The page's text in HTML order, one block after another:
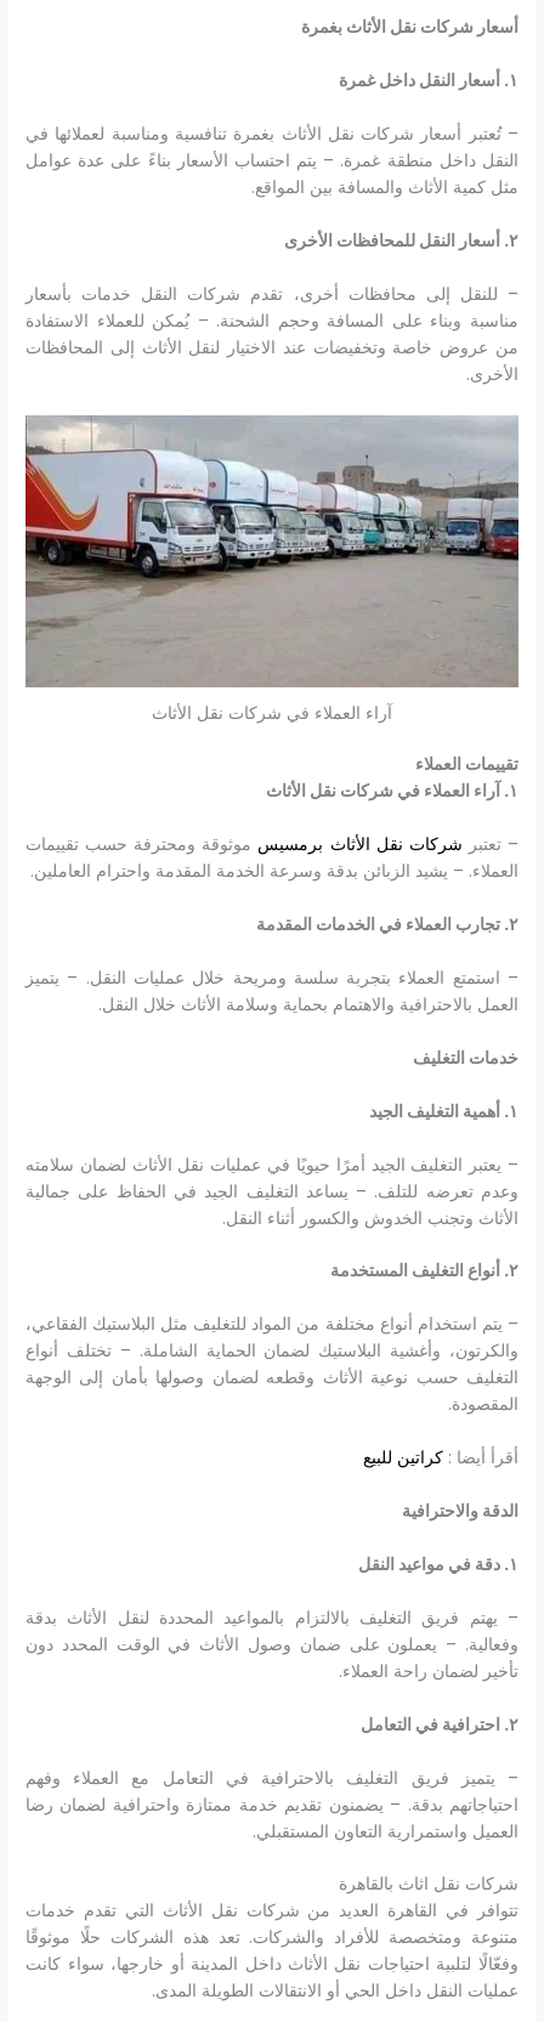
أسعار شركات نقل الأثاث بغمرة
١. أسعار النقل داخل غمرة
– تُعتبر أسعار شركات نقل الأثاث بغمرة تنافسية ومناسبة لعملائها في
النقل داخل منطقة غمرة. – يتم احتساب الأسعار بناءً على عدة عوامل
مثل كمية الأثاث والمسافة بين المواقع.
٢.أسعار النقل للمحافظات الأخرى
– للنقل إلى محافظات أخرى، تقدم شركات النقل خدمات بأسعار
مناسبة وبناء على المسافة وحجم الشحنة. – يُمكن للعملاء الاستفادة
من عروض خاصة وتخفيضات عند الاختيار لنقل الأثاث إلى المحافظات
الأخرى.
آراء العملاء في شركات نقل الأثاث
تقييمات العملاء
١. آراء العملاء في شركات نقل الأثاث
– تعتبر شركات نقل الأثاث برمسيس موثوقة ومحترفة حسب تقييمات
العملاء. – يشيد الزبائن بدقة وسرعة الخدمة المقدمة واحترام العاملين.
٢.تجارب العملاء في الخدمات المقدمة
– استمتع العملاء بتجربة سلسة ومريحة خلال عمليات النقل. – يتميز
العمل بالاحترافية والاهتمام بحماية وسلامة الأثاث خلال النقل.
خدمات التغليف
١. أهمية التغليف الجيد
– يعتبر التغليف الجيد أمرًا حيويًا في عمليات نقل الأثاث لضمان سلامته
وعدم تعرضه للتلف. – يساعد التغليف الجيد في الحفاظ على جمالية
الأثاث وتجنب الخدوش والكسور أثناء النقل.
٢. أنواع التغليف المستخدمة
– يتم استخدام أنواع مختلفة من المواد للتغليف مثل البلاستيك الفقاعي،
والكرتون، وأغشية البلاستيك لضمان الحماية الشاملة. – تختلف أنواع
التغليف حسب نوعية الأثاث وقطعه لضمان وصولها بأمان إلى الوجهة
المقصودة.
أقرأ أيضا :كراتين للبيع
الدقة والاحترافية
١.دقة في مواعيد النقل
– يهتم فريق التغليف بالالتزام بالمواعيد المحددة لنقل الأثاث بدقة
وفعالية. – يعملون على ضمان وصول الأثاث في الوقت المحدد دون
تأخير لضمان راحة العملاء.
٢. احترافية في التعامل
– يتميز فريق التغليف بالاحترافية في التعامل مع العملاء وفهم
احتياجاتهم بدقة. – يضمنون تقديم خدمة ممتازة واحترافية لضمان رضا
العميل واستمرارية التعاون المستقبلي.
شركات نقل اثاث بالقاهرة
تتوافر في القاهرة العديد من شركات نقل الأثاث التي تقدم خدمات
متنوعة ومتخصصة للأفراد والشركات. تعد هذه الشركات حلًا موثوقًا
وفعّالًا لتلبية احتياجات نقل الأثاث داخل المدينة أو خارجها، سواء كانت
عمليات النقل داخل الحي أو الانتقالات الطويلة المدى.